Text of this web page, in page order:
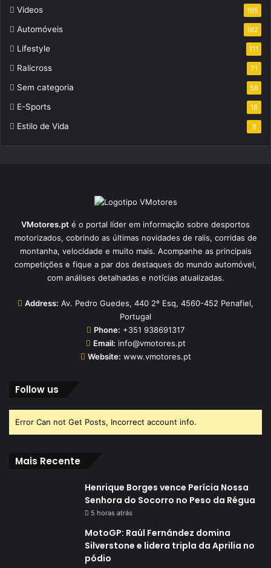
Videos 195
Automóveis 182
Lifestyle 111
Ralicross 71
Sem categoria 58
E-Sports 18
Estilo de Vida 8
VMotores.pt é o portal líder em informação sobre desportos
motorizados, cobrindo as últimas novidades de ralis, corridas de
montanha, velocidade e muito mais. Acompanhe as principais
competições e fique a par dos destaques do mundo automóvel,
com análises detalhadas e notícias atualizadas.
Address: Av. Pedro Guedes, 440 2º Esq, 4560-452 Penafiel,
Portugal
Phone: +351 938691317
Email: info@vmotores.pt
Website: www.vmotores.pt
Follow us
Error Can not Get Posts, Incorrect account info.
Mais Recente
Henrique Borges vence Perícia Nossa
Senhora do Socorro no Peso da Régua
5 horas atrás
MotoGP: Raúl Fernández domina
Silverstone e lidera tripla da Aprilia no
pódio